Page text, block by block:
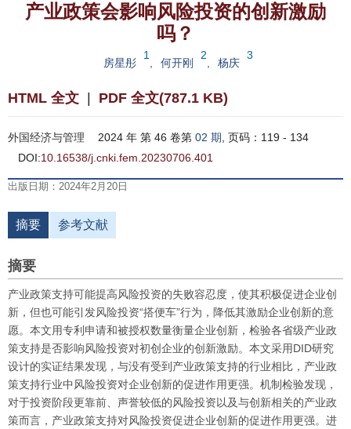
产业政策会影响风险投资的创新激励
吗？
房星彤
1
, 何开刚
2
杨庆
3
HTML 全文 PDF 全文(787.1 KB)
外国经济与管理 2024 年 第 46 卷第 02 期 , 页码：119 - 134
DOI:10.16538/j.cnki.fem.20230706.401
出版日期：2024年2月20日
摘要 参考文献
摘要
产业政策支持可能提高风险投资的失败容忍度，使其积极促进企业创
新，但也可能引发风险投资“搭便车”行为，降低其激励企业创新的意
愿。本文用专利申请和被授权数量衡量企业创新，检验各省级产业政
策支持是否影响风险投资对初创企业的创新激励。本文采用DID研究
设计的实证结果发现，与没有受到产业政策支持的行业相比，产业政
策支持行业中风险投资对企业创新的促进作用更强。机制检验发现，
对于投资阶段更靠前、声誉较低的风险投资以及与创新相关的产业政
策而言，产业政策支持对风险投资促进企业创新的促进作用更强。进